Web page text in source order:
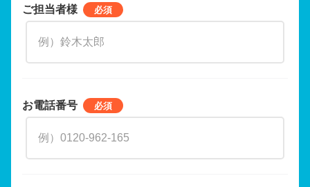
ご担当者様
お電話番号